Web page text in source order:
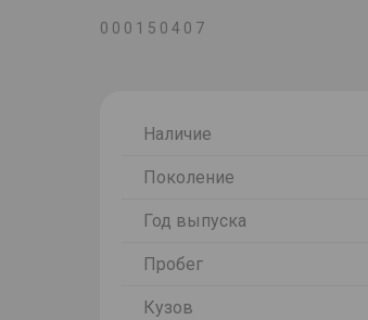
0 0 0 1 5 0 4 0 7
Наличие
Поколение
Год выпуска
Пробег
Кузов